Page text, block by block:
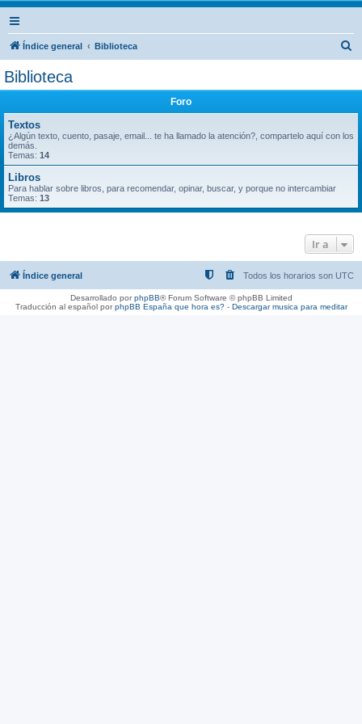
Índice general Biblioteca
Biblioteca
Foro
Textos
¿Algún texto, cuento, pasaje, email... te ha llamado la atención?, compartelo aquí con los
demás.
Temas: 14
Libros
Para hablar sobre libros, para recomendar, opinar, buscar, y porque no intercambiar
Temas: 13
Ir a
Índice general Todos los horarios son UTC
Desarrollado porphpBB® Forum Software © phpBB Limited
Traducción al español porphpBB España que hora es?- Descargar musica para meditar